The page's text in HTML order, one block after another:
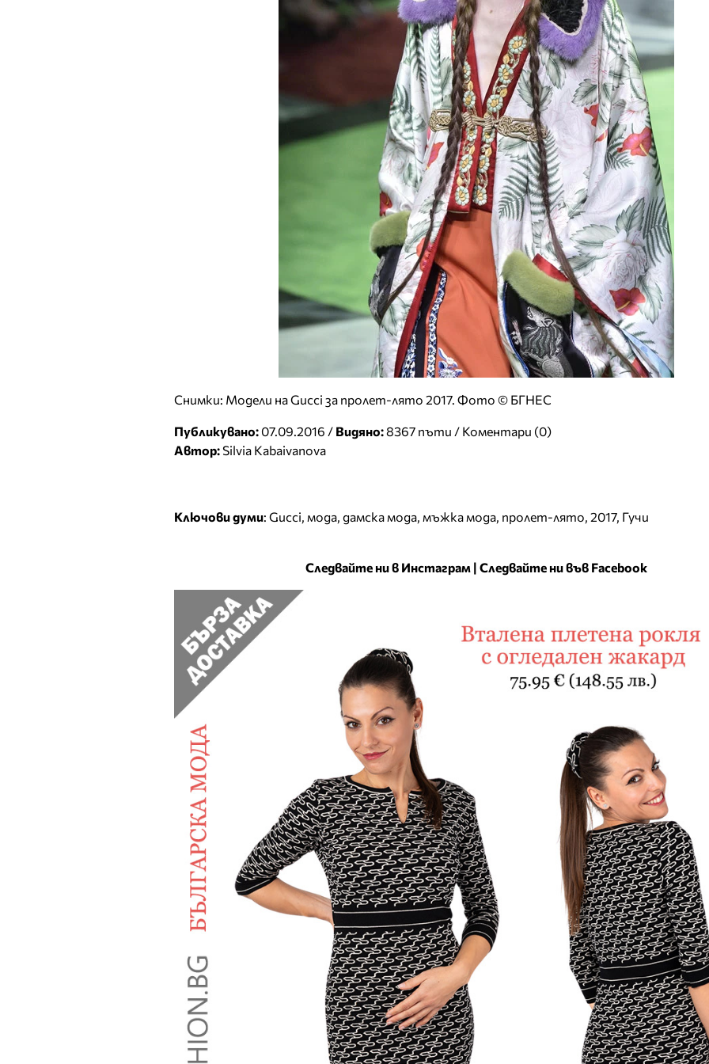
Снимки: Модели на Gucci за пролет-лято 2017. Фото © БГНЕС
Публикувано: 07.09.2016 / Видяно:8367 пъти / Коментари (0)
Автор:Silvia Kabaivanova
Ключови думи: Gucci мода дамска мода мъжка мода пролет-лято 2017, Гучи
Следвайте ни в Инстаграм | Следвайте ни във Facebook